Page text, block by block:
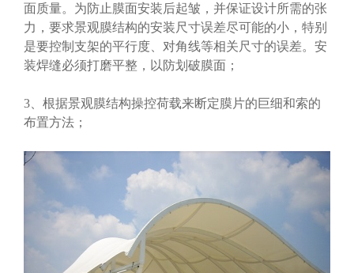
面质量。为防止膜面安装后起皱，并保证设计所需的张
力，要求景观膜结构的安装尺寸误差尽可能的小，特别
是要控制支架的平行度、对角线等相关尺寸的误差。安
装焊缝必须打磨平整，以防划破膜面 ；
3、根据景观膜结构操控荷载来断定膜片的巨细和索的
布置方法；